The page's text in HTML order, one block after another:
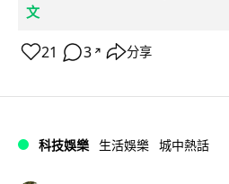
文
21 3 ↗ 分享
科技娛樂 生活娛樂 城中熱話